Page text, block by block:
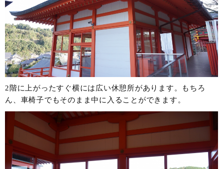
2階に上がったすぐ横には広い休憩所があります。もちろ
ん、車椅子でもそのまま中に入ることができます。